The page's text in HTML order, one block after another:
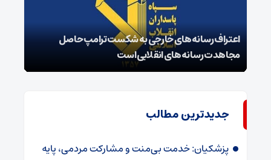
اعتراف رسانه‌های خارجی به شکست ترامپ حاصل
مجاهدت رسانه‌های انقلابی است
جدیدترین مطالب
پزشکیان: خدمت بی‌منت و مشارکت مردمی، پایه